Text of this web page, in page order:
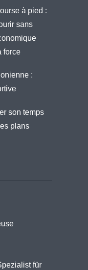
à pied :
sans
force
:
son temps
plans
für